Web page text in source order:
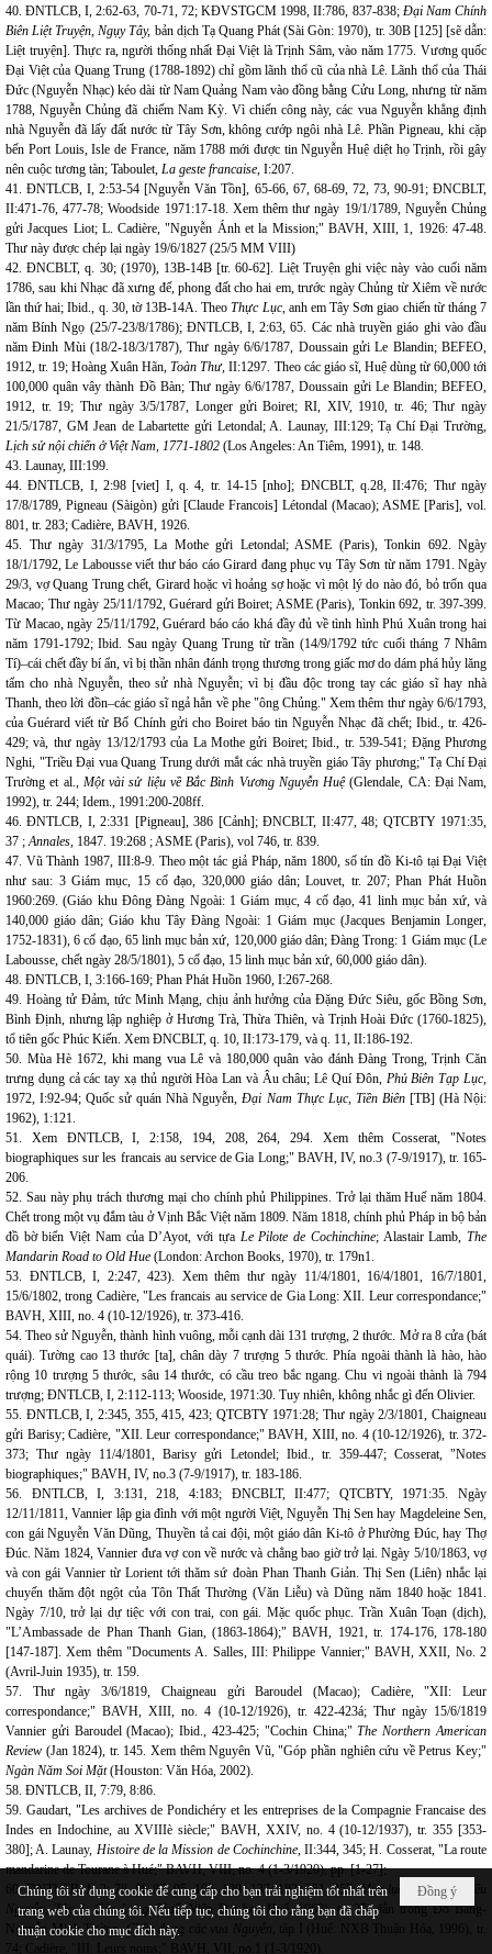
40. ĐNTLCB, I, 2:62-63, 70-71, 72; KĐVSTGCM 1998, II:786, 837-838; Đại Nam Chính
Biên Liệt Truyện, Ngụy Tây, bản dịch Tạ Quang Phát (Sài Gòn: 1970), tr. 30B [125] [sẽ dẫn:
Liệt truyện]. Thực ra, người thống nhất Đại Việt là Trịnh Sâm, vào năm 1775. Vương quốc
Đại Việt của Quang Trung (1788-1892) chỉ gồm lãnh thổ cũ của nhà Lê. Lãnh thổ của Thái
Đức (Nguyễn Nhạc) kéo dài từ Nam Quảng Nam vào đồng bằng Cửu Long, nhưng từ năm
1788, Nguyễn Chủng đã chiếm Nam Kỳ. Vì chiến công này, các vua Nguyễn khẳng định
nhà Nguyễn đã lấy đất nước từ Tây Sơn, không cướp ngôi nhà Lê. Phần Pigneau, khi cặp
bến Port Louis, Isle de France, năm 1788 mới được tin Nguyễn Huệ diệt họ Trịnh, rồi gây
nên cuộc tương tàn; Taboulet, La geste francaise, I:207.
41. ĐNTLCB, I, 2:53-54 [Nguyễn Văn Tồn], 65-66, 67, 68-69, 72, 73, 90-91; ĐNCBLT,
II:471-76, 477-78; Woodside 1971:17-18. Xem thêm thư ngày 19/1/1789, Nguyễn Chủng
gửi Jacques Liot; L. Cadière, "Nguyễn Ánh et la Mission;" BAVH, XIII, 1, 1926: 47-48.
Thư này được chép lại ngày 19/6/1827 (25/5 MM VIII)
42. ĐNCBLT, q. 30; (1970), 13B-14B [tr. 60-62]. Liệt Truyện ghi việc này vào cuối năm
1786, sau khi Nhạc đã xưng đế, phong đất cho hai em, trước ngày Chủng từ Xiêm về nước
lần thứ hai; Ibid., q. 30, tờ 13B-14A. TheoThực Lục,anh em Tây Sơn giao chiến từ tháng 7
năm Bính Ngọ (25/7-23/8/1786); ĐNTLCB, I, 2:63, 65. Các nhà truyền giáo ghi vào đầu
năm Đinh Mùi (18/2-18/3/1787), Thư ngày 6/6/1787, Doussain gửi Le Blandin; BEFEO,
1912, tr. 19; Hoàng Xuân Hãn,Toàn Thư, II:1297. Theo các giáo sĩ, Huệ dùng từ 60,000 tới
100,000 quân vây thành Đồ Bàn; Thư ngày 6/6/1787, Doussain gửi Le Blandin; BEFEO,
1912, tr. 19; Thư ngày 3/5/1787, Longer gửi Boiret; RI, XIV, 1910, tr. 46; Thư ngày
21/5/1787, GM Jean de Labartette gửi Letondal; A. Launay, III:129; Tạ Chí Đại Trường,
Lịch sử nội chiến ở Việt Nam, 1771-1802 (Los Angeles: An Tiêm, 1991), tr. 148.
43. Launay, III:199.
44. ĐNTLCB, I, 2:98 [viet] I, q. 4, tr. 14-15 [nho]; ĐNCBLT, q.28, II:476; Thư ngày
17/8/1789, Pigneau (Sàigòn) gửi [Claude Francois] Létondal (Macao); ASME [Paris], vol.
801, tr. 283; Cadière, BAVH, 1926.
45. Thư ngày 31/3/1795, La Mothe gửi Letondal; ASME (Paris), Tonkin 692. Ngày
18/1/1792, Le Labousse viết thư báo cáo Girard đang phục vụ Tây Sơn từ năm 1791. Ngày
29/3, vợ Quang Trung chết, Girard hoặc vì hoảng sợ hoặc vì một lý do nào đó, bỏ trốn qua
Macao; Thư ngày 25/11/1792, Guérard gửi Boiret; ASME (Paris), Tonkin 692, tr. 397-399.
Từ Macao, ngày 25/11/1792, Guérard báo cáo khá đầy đủ về tình hình Phú Xuân trong hai
năm 1791-1792; Ibid. Sau ngày Quang Trung từ trần (14/9/1792 tức cuối tháng 7 Nhâm
Tí)–cái chết đầy bí ẩn, vì bị thần nhân đánh trọng thương trong giấc mơ do dám phá hủy lăng
tẩm cho nhà Nguyễn, theo sử nhà Nguyễn; vì bị đầu độc trong tay các giáo sĩ hay nhà
Thanh, theo lời đồn–các giáo sĩ ngả hẳn về phe "ông Chủng." Xem thêm thư ngày 6/6/1793,
của Guérard viết từ Bố Chính gửi cho Boiret báo tin Nguyễn Nhạc đã chết; Ibid., tr. 426-
429; và, thư ngày 13/12/1793 của La Mothe gửi Boiret; Ibid., tr. 539-541; Đặng Phương
Nghi, "Triều Đại vua Quang Trung dưới mắt các nhà truyền giáo Tây phương;" Tạ Chí Đại
Trường et al., Một vài sử liệu về Bắc Bình Vương Nguyễn Huệ(Glendale, CA: Đại Nam,
1992), tr. 244; Idem., 1991:200-208ff.
46. ĐNTLCB, I, 2:331 [Pigneau], 386 [Cảnh]; ĐNCBLT, II:477, 48; QTCBTY 1971:35,
37 ;Annales, 1847. 19:268 ; ASME (Paris), vol 746, tr. 839.
47. Vũ Thành 1987, III:8-9. Theo một tác giả Pháp, năm 1800, số tín đồ Ki-tô tại Đại Việt
như sau: 3 Giám mục, 15 cố đạo, 320,000 giáo dân; Louvet, tr. 207; Phan Phát Huồn
1960:269. (Giáo khu Đông Đàng Ngoài: 1 Giám mục, 4 cố đạo, 41 linh mục bản xứ, và
140,000 giáo dân; Giáo khu Tây Đàng Ngoài: 1 Giám mục (Jacques Benjamin Longer,
1752-1831), 6 cố đạo, 65 linh mục bản xứ, 120,000 giáo dân; Đàng Trong: 1 Giám mục (Le
Labousse, chết ngày 28/5/1801), 5 cố đạo, 15 linh mục bản xứ, 60,000 giáo dân).
48. ĐNTLCB, I, 3:166-169; Phan Phát Huồn 1960, I:267-268.
49. Hoàng tử Đảm, tức Minh Mạng, chịu ảnh hưởng của Đặng Đức Siêu, gốc Bồng Sơn,
Bình Định, nhưng lập nghiệp ở Hương Trà, Thừa Thiên, và Trịnh Hoài Đức (1760-1825),
tổ tiên gốc Phúc Kiến. Xem ĐNCBLT, q. 10, II:173-179, và q. 11, II:186-192.
50. Mùa Hè 1672, khi mang vua Lê và 180,000 quân vào đánh Đàng Trong, Trịnh Căn
trưng dụng cả các tay xạ thủ người Hòa Lan và Âu châu; Lê Quí Đôn, Phủ Biên Tạp Lục,
1972, I:92-94; Quốc sử quán Nhà Nguyễn,Đại Nam Thực Lục, Tiền Biên[TB] (Hà Nội:
1962), 1:121.
51. Xem ĐNTLCB, I, 2:158, 194, 208, 264, 294. Xem thêm Cosserat, "Notes
biographiques sur les francais au service de Gia Long;" BAVH, IV, no.3 (7-9/1917), tr. 165-
206.
52. Sau này phụ trách thương mại cho chính phủ Philippines. Trở lại thăm Huế năm 1804.
Chết trong một vụ đắm tàu ở Vịnh Bắc Việt năm 1809. Năm 1818, chính phủ Pháp in bộ bản
đồ bờ biển Việt Nam của D’Ayot, với tựa Le Pilote de Cochinchine; Alastair Lamb,The
Mandarin Road to Old Hue (London: Archon Books, 1970), tr. 179n1.
53. ĐNTLCB, I, 2:247, 423). Xem thêm thư ngày 11/4/1801, 16/4/1801, 16/7/1801,
15/6/1802, trong Cadière, "Les francais au service de Gia Long: XII. Leur correspondance;"
BAVH, XIII, no. 4 (10-12/1926), tr. 373-416.
54. Theo sử Nguyễn, thành hình vuông, mỗi cạnh dài 131 trượng, 2 thước. Mở ra 8 cửa (bát
quái). Tường cao 13 thước [ta], chân dày 7 trượng 5 thước. Phía ngoài thành là hào, hào
rộng 10 trượng 5 thước, sâu 14 thước, có cầu treo bắc ngang. Chu vi ngoài thành là 794
trượng; ĐNTLCB, I, 2:112-113; Wooside, 1971:30. Tuy nhiên, không nhắc gì đến Olivier.
55. ĐNTLCB, I, 2:345, 355, 415, 423; QTCBTY 1971:28; Thư ngày 2/3/1801, Chaigneau
gửi Barisy; Cadière, "XII. Leur correspondance;" BAVH, XIII, no. 4 (10-12/1926), tr. 372-
373; Thư ngày 11/4/1801, Barisy gửi Letondel; Ibid., tr. 359-447; Cosserat, "Notes
biographiques;" BAVH, IV, no.3 (7-9/1917), tr. 183-186.
56. ĐNTLCB, I, 3:131, 218, 4:183; ĐNCBLT, II:477; QTCBTY, 1971:35. Ngày
12/11/1811, Vannier lập gia đình với một người Việt, Nguyễn Thị Sen hay Magdeleine Sen,
con gái Nguyễn Văn Dũng, Thuyền tả cai đội, một giáo dân Ki-tô ở Phường Đúc, hay Thợ
Đúc. Năm 1824, Vannier đưa vợ con về nước và chẳng bao giờ trở lại. Ngày 5/10/1863, vợ
và con gái Vannier từ Lorient tới thăm sứ đoàn Phan Thanh Giản. Thị Sen (Liên) nhắc lại
chuyến thăm đột ngột của Tôn Thất Thường (Văn Liễu) và Dũng năm 1840 hoặc 1841.
Ngày 7/10, trở lại dự tiệc với con trai, con gái. Mặc quốc phục. Trần Xuân Toạn (dịch),
"L’Ambassade de Phan Thanh Gian, (1863-1864);" BAVH, 1921, tr. 174-176, 178-180
[147-187]. Xem thêm "Documents A. Salles, III: Philippe Vannier;" BAVH, XXII, No. 2
(Avril-Juin 1935), tr. 159.
57. Thư ngày 3/6/1819, Chaigneau gửi Baroudel (Macao); Cadière, "XII: Leur
correspondance;" BAVH, XIII, no. 4 (10-12/1926), tr. 422-423á; Thư ngày 15/6/1819
Vannier gửi Baroudel (Macao); Ibid., 423-425; "Cochin China;"The Northern American
Review (Jan 1824), tr. 145. Xem thêm Nguyên Vũ, "Góp phần nghiên cứu về Petrus Key;"
Ngàn Năm Soi Mặt(Houston: Văn Hóa, 2002).
58. ĐNTLCB, II, 7:79, 8:86.
59. Gaudart, "Les archives de Pondichéry et les entreprises de la Compagnie Francaise des
Indes en Indochine, au XVIIIè siècle;" BAVH, XXIV, no. 4 (10-12/1937), tr. 355 [353-
380]; A. Launay, Histoire de la Mission de Cochinchine, II:344, 345; H. Cosserat, "La route
mandarine de Tourane à Hué;" BAVH, VIII, no. 4 (1-3/1920), pp. [1-27];
60. ĐNTLCB, I, 2: 78, 86-87, 95, 106, 129, 137, 183, 251, 257;Mục lục châu bản triều
Nguyễn, Tập I: Gia Long(Huế: Viện Đại học Huế, 1960), tr. 27; dẫn trong Đỗ Bang-
Nguyễn Minh Tường,Chân dung các vua Nguyễn
, tập I (Huế: NXB Thuận Hóa, 1996), tr.
74; Cadière, "III. Leurs noms;" BAVH, VII, no.1 (1-3/1920).
Đồng ý
Chúng tôi sử dụng cookie để cung cấp cho bạn trải nghiệm tốt nhất trên
trang web của chúng tôi. Nếu tiếp tục, chúng tôi cho rằng bạn đã chấp
thuận cookie cho mục đích này.